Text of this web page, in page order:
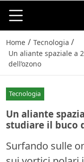
Home / Tecnologia /
Un aliante spaziale a
dell’ozono
Tecnologia
Un aliante
studiare il buco
Surfando sulle